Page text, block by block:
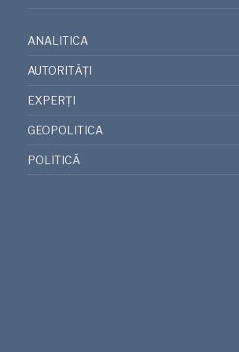
ANALITICA
AUTORITĂȚI
EXPERȚI
GEOPOLITICA
POLITICĂ